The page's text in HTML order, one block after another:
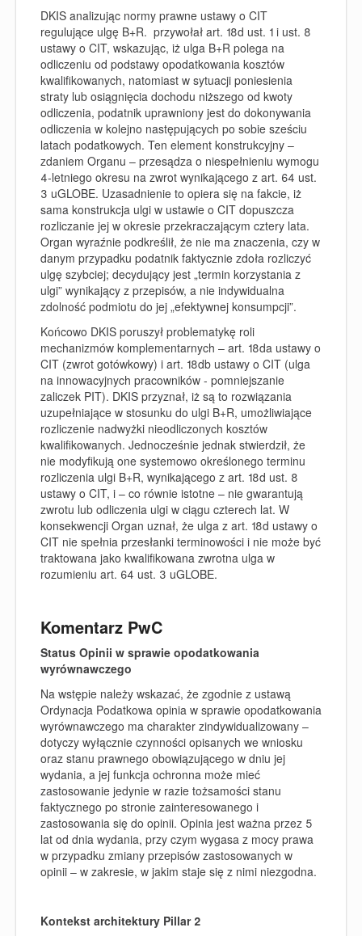
DKIS analizując normy prawne ustawy o CIT
regulujące ulgę B+R. przywołał art. 18d ust. 1 i ust. 8
ustawy o CIT, wskazując, iż ulga B+R polega na
odliczeniu od podstawy opodatkowania kosztów
kwalifikowanych, natomiast w sytuacji poniesienia
straty lub osiągnięcia dochodu niższego od kwoty
odliczenia, podatnik uprawniony jest do dokonywania
odliczenia w kolejno następujących po sobie sześciu
latach podatkowych. Ten element konstrukcyjny –
zdaniem Organu – przesądza o niespełnieniu wymogu
4-letniego okresu na zwrot wynikającego z art. 64 ust.
3 uGLOBE. Uzasadnienie to opiera się na fakcie, iż
sama konstrukcja ulgi w ustawie o CIT dopuszcza
rozliczanie jej w okresie przekraczającym cztery lata.
Organ wyraźnie podkreślił, że nie ma znaczenia, czy w
danym przypadku podatnik faktycznie zdoła rozliczyć
ulgę szybciej; decydujący jest „termin korzystania z
ulgi” wynikający z przepisów, a nie indywidualna
zdolność podmiotu do jej „efektywnej konsumpcji”.
Końcowo DKIS poruszył problematykę roli
mechanizmów komplementarnych – art. 18da ustawy o
CIT (zwrot gotówkowy) i art. 18db ustawy o CIT (ulga
na innowacyjnych pracowników - pomniejszanie
zaliczek PIT). DKIS przyznał, iż są to rozwiązania
uzupełniające w stosunku do ulgi B+R, umożliwiające
rozliczenie nadwyżki nieodliczonych kosztów
kwalifikowanych. Jednocześnie jednak stwierdził, że
nie modyfikują one systemowo określonego terminu
rozliczenia ulgi B+R, wynikającego z art. 18d ust. 8
ustawy o CIT, i – co równie istotne – nie gwarantują
zwrotu lub odliczenia ulgi w ciągu czterech lat. W
konsekwencji Organ uznał, że ulga z art. 18d ustawy o
CIT nie spełnia przesłanki terminowości i nie może być
traktowana jako kwalifikowana zwrotna ulga w
rozumieniu art. 64 ust. 3 uGLOBE.
Komentarz PwC
Status Opinii w sprawie opodatkowania
wyrównawczego
Na wstępie należy wskazać, że zgodnie z ustawą
Ordynacja Podatkowa opinia w sprawie opodatkowania
wyrównawczego ma charakter zindywidualizowany –
dotyczy wyłącznie czynności opisanych we wniosku
oraz stanu prawnego obowiązującego w dniu jej
wydania, a jej funkcja ochronna może mieć
zastosowanie jedynie w razie tożsamości stanu
faktycznego po stronie zainteresowanego i
zastosowania się do opinii. Opinia jest ważna przez 5
lat od dnia wydania, przy czym wygasa z mocy prawa
w przypadku zmiany przepisów zastosowanych w
opinii – w zakresie, w jakim staje się z nimi niezgodna.
Kontekst architektury Pillar 2